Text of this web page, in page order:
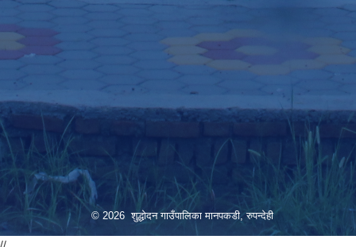
© 2026 शुद्धोदन गाउँपालिका मानपकडी, रुपन्देही
//